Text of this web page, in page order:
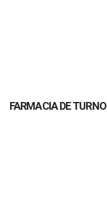
FARMACIA DE TURNO